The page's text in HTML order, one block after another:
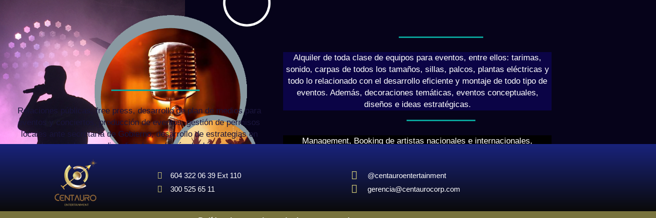
Management, Booking de artistas nacionales e internacionales,
es solo vista desde lo musical, también desde el arte, la danza y el
teatro, entre otras.
Relaciones públicas, free press, desarrollo de plan de medios para
eventos y conciertos, producción de eventos, gestión de permisos
locales ante secretaría de Gobierno, desarrollo de estrategias en
redes sociales y medios digitales, además de desarrollo de
Alquiler de toda clase de equipos para eventos, entre ellos: tarimas,
sonido, carpas de todos los tamaños, sillas, palcos, plantas eléctricas y
todo lo relacionado con el desarrollo eficiente y montaje de todo tipo de
eventos. Además, decoraciones temáticas, eventos conceptuales,
diseños e ideas estratégicas.
604 322 06 39 Ext 110
300 525 65 11
@centauroentertainment
gerencia@centaurocorp.com